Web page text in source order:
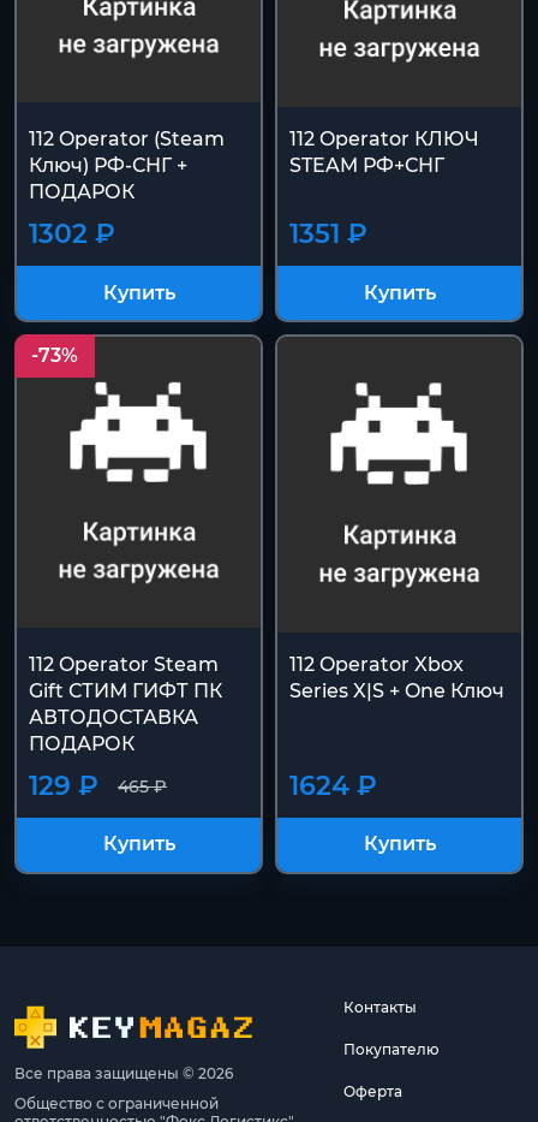
112 Operator (Steam
Ключ) РФ-СНГ +
ПОДАРОК
1302 ₽
Купить
112 Operator КЛЮЧ
STEAM РФ+СНГ
1351 ₽
Купить
-73%
112 Operator Steam
Gift СТИМ ГИФТ ПК
АВТОДОСТАВКА
ПОДАРОК
465 ₽
129 ₽
Купить
112 Operator Xbox
Series X|S + One Ключ
1624 ₽
Купить
Все права защищены © 2026
Общество с ограниченной
Контакты
Покупателю
Оферта